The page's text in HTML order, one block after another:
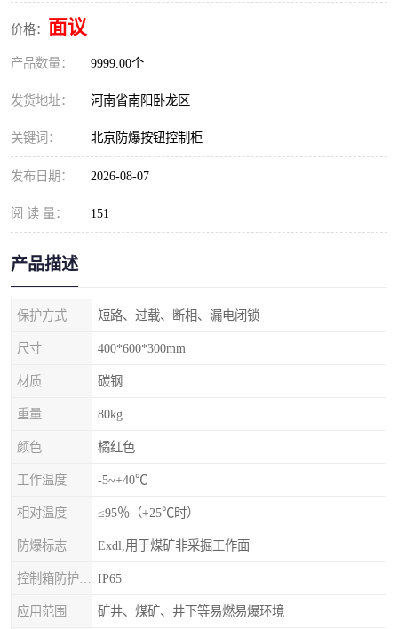
价格： 面议
产品数量： 9999.00个
发货地址： 河南省南阳卧龙区
关键词： 北京防爆按钮控制柜
发布日期： 2026-08-07
阅 读 量： 151
产品描述
保护方式 短路、过载、断相、漏电闭锁
尺寸 400*600*300mm
材质 碳钢
重量 80kg
颜色 橘红色
工作温度 -5~+40℃
相对温度 ≤95％（+25℃时）
防爆标志 Exdl,用于煤矿非采掘工作面
IP65
应用范围 矿井、煤矿、井下等易燃易爆环境